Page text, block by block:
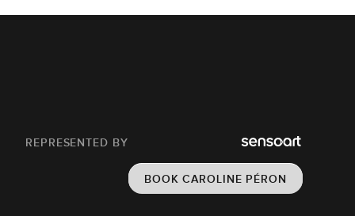
REPRESENTED BY
BOOK CAROLINE PÉRON